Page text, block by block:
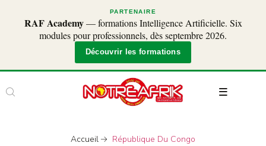
PARTENAIRE
RAF Academy— formations Intelligence Artificielle. Six
modules pour professionnels, dès septembre 2026.
Découvrir les formations
Accueil République Du Congo